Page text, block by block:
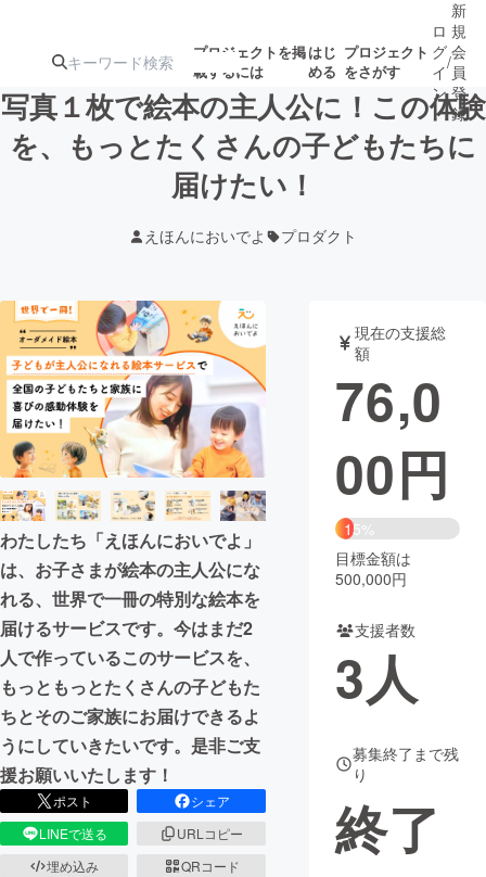
プロジェクトを掲
載するには
はじ
める
プロジェクト
をさがす
注目の新着プロ
ジェクト
募集終了が近いプ
テクノロジー・ガジェット
映像・映画 書籍・雑誌
ビジネス・起業 チャレンジ
まちづくり・地域活性化
CAMPFIRE for Social Good
CAMPFIRE Creation
CAMPFIREふるさと納税machi-ya コミュニティ
ロ
グ
イ
ン
/
新
規
会
員
登
録
写真１枚で絵本の主人公に！この体験
を、もっとたくさんの子どもたちに
届けたい！
えほんにおいでよ プロダクト
わたしたち「えほんにおいでよ」
は、お子さまが絵本の主人公にな
れる、世界で一冊の特別な絵本を
届けるサービスです。今はまだ2
人で作っているこのサービスを、
もっともっとたくさんの子どもた
ちとそのご家族にお届けできるよ
うにしていきたいです。是非ご支
援お願いいたします！
ポスト
シェア
LINEで送る
URLコピー
埋め込み
QRコード
現在の支援総
額
76,0
00円
15%
目標金額は
500,000円
支援者数
3人
募集終了まで残
り
終了